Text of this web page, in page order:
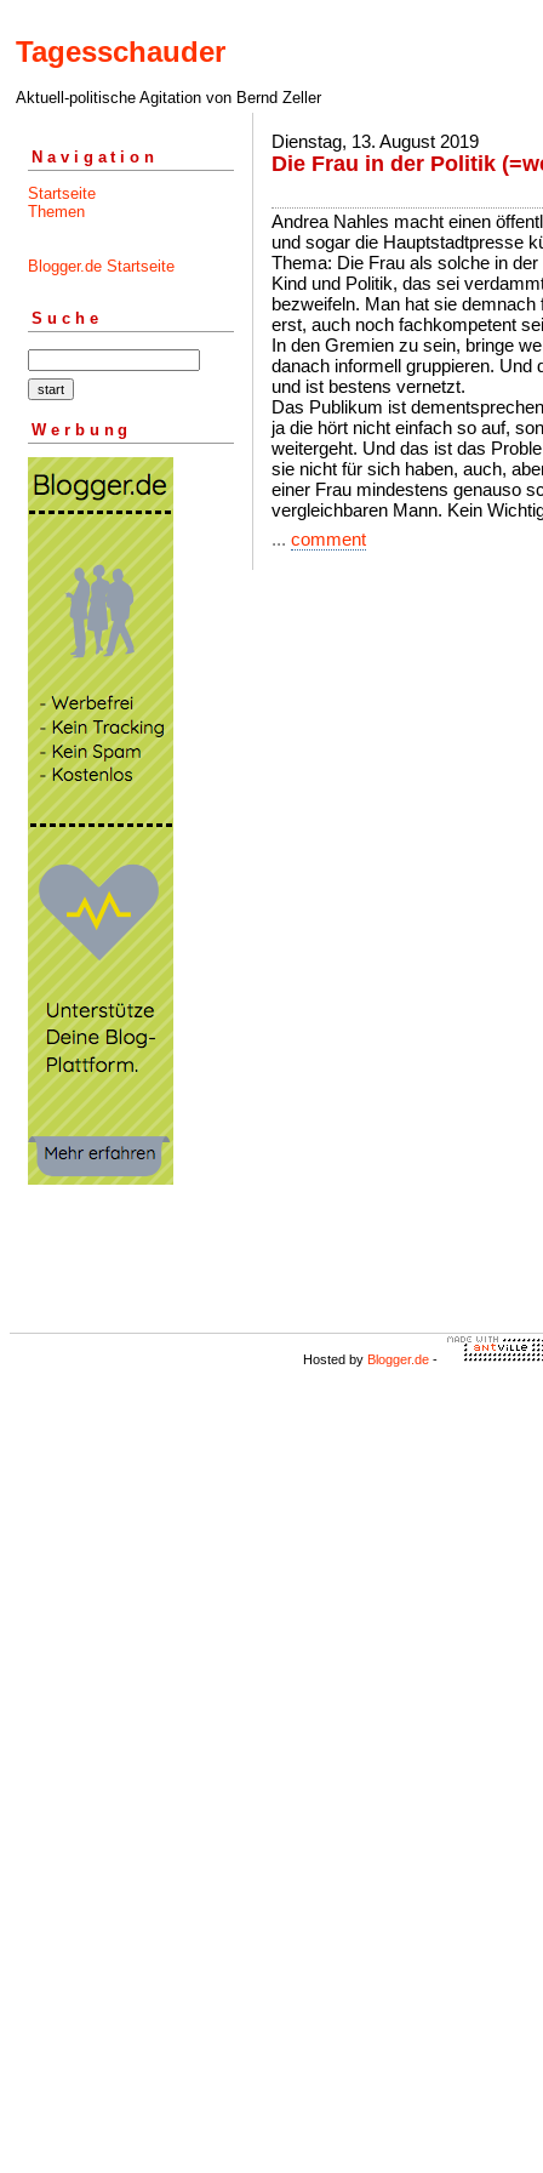
Tagesschauder
Aktuell-politische Agitation von Bernd Zeller
Navigation
Startseite
Themen
Blogger.de Startseite
Suche
Werbung
Dienstag, 13. August 2019
Die Frau in der Politik
Andrea Nahles macht einen
und sogar die Hauptstadtpresse
Thema: Die Frau als solche in der
Kind und Politik, das sei
bezweifeln. Man hat sie
erst, auch noch fachkompetent
In den Gremien zu sein, bringe
danach informell gruppieren. Und
und ist bestens vernetzt.
Das Publikum ist
ja die hört nicht einfach so auf,
weitergeht. Und das ist das
sie nicht für sich haben, auch,
einer Frau mindestens genauso
vergleichbaren Mann. Kein
... comment
Hosted by Blogger.de -